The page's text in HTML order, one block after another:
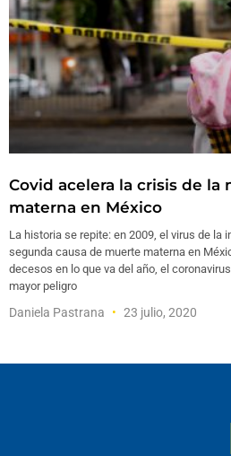
Covid acelera la crisis de la
materna en México
La historia se repite: en 2009, el virus de la
segunda causa de muerte materna en
decesos en lo que va del año, el coronavirus
mayor peligro
Daniela Pastrana 23 julio, 2020